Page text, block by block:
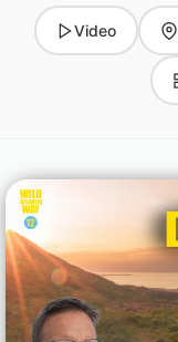
Video